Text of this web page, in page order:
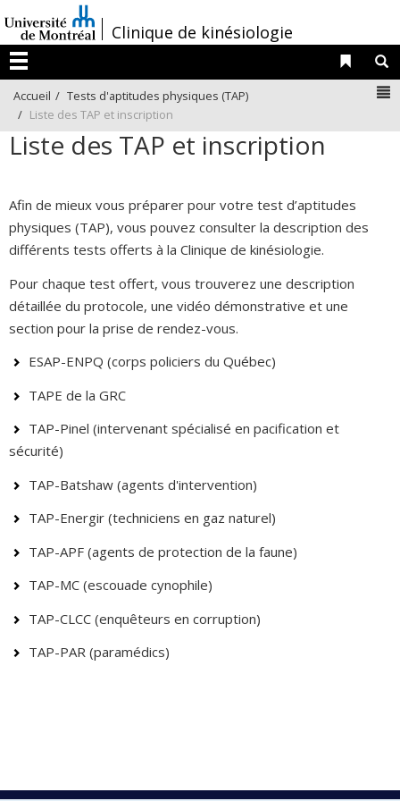
au
contenu
/
Clinique de kinésiologie
Menu
Liens
Accueil
Tests d'aptitudes physiques (TAP)
Liste des TAP et inscription
Liste des TAP et inscription
Afin de mieux vous préparer pour votre test d’aptitudes
physiques (TAP), vous pouvez consulter la description des
différents tests offerts à la Clinique de kinésiologie.
Pour chaque test offert, vous trouverez une description
détaillée du protocole, une vidéo démonstrative et une
section pour la prise de rendez-vous.
ESAP-ENPQ (corps policiers du Québec)
TAPE de la GRC
TAP-Pinel (intervenant spécialisé en pacification et
sécurité)
TAP-Batshaw (agents d'intervention)
TAP-Energir (techniciens en gaz naturel)
TAP-APF (agents de protection de la faune)
TAP-MC (escouade cynophile)
TAP-CLCC (enquêteurs en corruption)
TAP-PAR (paramédics)